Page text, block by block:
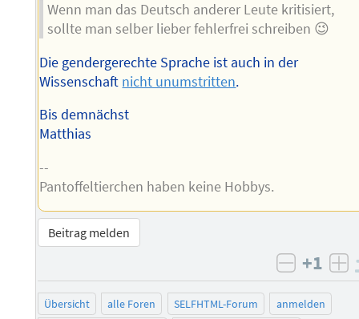
Wenn man das Deutsch anderer Leute kritisiert,
sollte man selber lieber fehlerfrei schreiben 😉
Die gendergerechte Sprache ist auch in der
Wissenschaft nicht unumstritten.
Bis demnächst
Matthias
--
Pantoffeltierchen haben keine Hobbys.
Beitrag melden
negativ
+1
Übersicht alle Foren SELFHTML-Forum
anmelden